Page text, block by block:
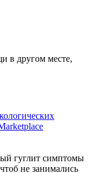
в другом месте,
гуглит симптомы
не занимались